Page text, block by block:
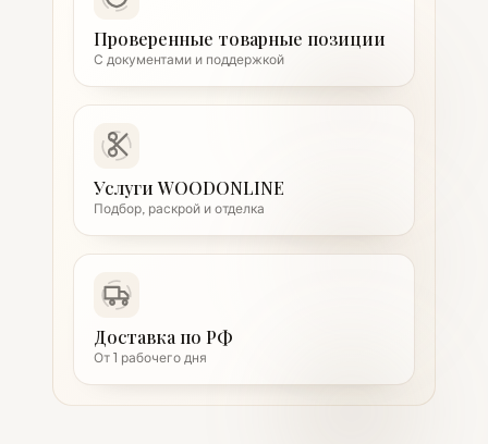
Проверенные товарные позиции
С документами и поддержкой
Услуги WOODONLINE
Подбор, раскрой и отделка
Доставка по РФ
От 1 рабочего дня